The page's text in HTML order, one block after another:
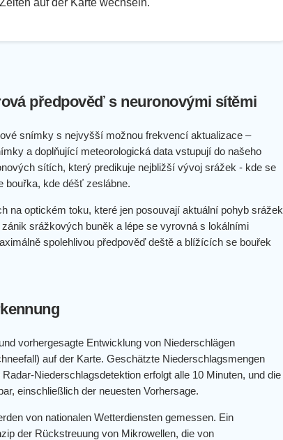
auf der Karte wechseln.
předpověď s neuronovými sítěmi
snímky s nejvyšší možnou frekvencí aktualizace –
a doplňující meteorologická data vstupují do našeho
sítích, který predikuje nejbližší vývoj srážek - kde se
bouřka, kde déšť zeslábne.
na optickém toku, které jen posouvají aktuální pohyb
srážkových buněk a lépe se vyrovná s lokálními
spolehlivou předpověď deště a blížících se bouřek
vorhergesagte Entwicklung von Niederschlägen
auf der Karte. Geschätzte Niederschlagsmengen
Niederschlagsdetektion erfolgt alle 10 Minuten, und die
einschließlich der neuesten Vorhersage.
von nationalen Wetterdiensten gemessen. Ein
der Rückstreuung von Mikrowellen, die von